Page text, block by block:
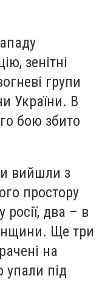
зенітні
групи
України. В
бою збито
вийшли з
простору
два – в
Ще три
на
упали під